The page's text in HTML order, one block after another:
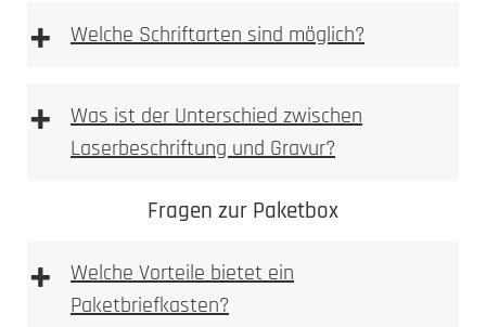
+ Welche Schriftarten sind möglich?
+
Was ist der Unterschied zwischen
Laserbeschriftung und Gravur?
Fragen zur Paketbox
+
Welche Vorteile bietet ein
Paketbriefkasten?